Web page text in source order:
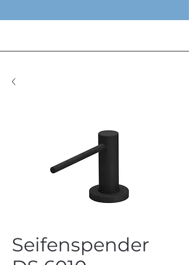
Seifenspender